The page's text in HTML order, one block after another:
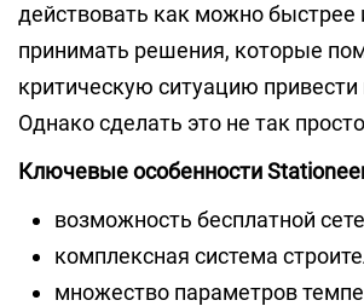
действовать как можно быстрее
принимать решения, которые
критическую ситуацию привести
Однако сделать это не так
Ключевые особенности
возможность бесплатной
комплексная система
множество параметров